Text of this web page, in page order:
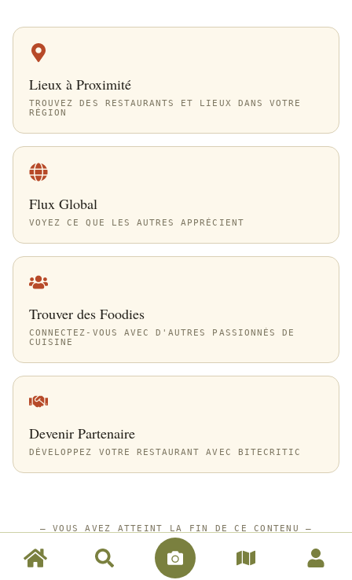
Lieux à Proximité
TROUVEZ DES RESTAURANTS ET LIEUX DANS VOTRE
RÉGION
Flux Global
VOYEZ CE QUE LES AUTRES APPRÉCIENT
Trouver des Foodies
CONNECTEZ-VOUS AVEC D'AUTRES PASSIONNÉS DE
CUISINE
Devenir Partenaire
DÉVELOPPEZ VOTRE RESTAURANT AVEC BITECRITIC
—VOUS AVEZ ATTEINT LA FIN DE CE CONTENU —